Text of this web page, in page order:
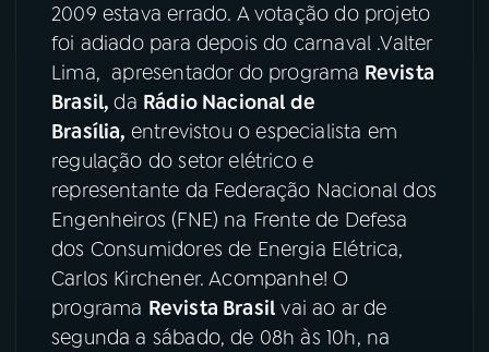
06VIDEOCASTS
ÚLTIMAS
08FESTIVAL DE MÚSICA
ACOMPANHE A RÁDIO NACIONAL
YouTube Facebook
Instagram X
2009 estava errado. A votação do projeto
foi adiado para depois do carnaval .Valter
Lima, apresentador do programa Revista
Brasil,da Rádio Nacional de
Brasília, entrevistou o especialista em
regulação do setor elétrico e
representante da Federação Nacional dos
Engenheiros (FNE) na Frente de Defesa
dos Consumidores de Energia Elétrica,
Carlos Kirchener. Acompanhe! O
programa Revista Brasil vai ao ar de
segunda a sábado, de 08h às 10h, na